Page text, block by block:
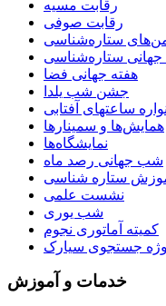
رقابت مسیه
رقابت صوفی
ستاره‌شناسی
جهانی ستاره‌شناسی
هفته جهانی فضا
جشن شب یلدا
ساعتهای آفتابی
همایش‌ها و سمینارها
نمایشگاه‌ها
شب جهانی رصد ماه
ستاره شناسی
نشست علمی
شب یوری
کمیته آماتوری نجوم
جستجوی سیارک
خدمات و آموزش